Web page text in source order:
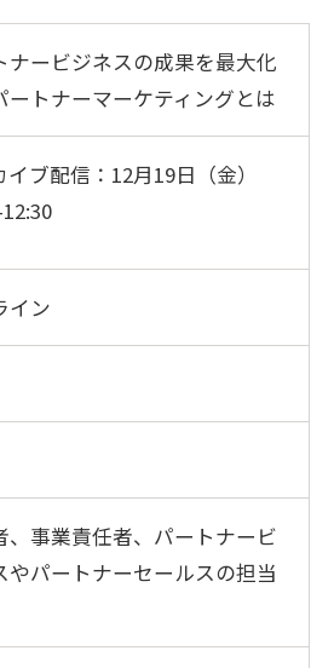
ナービジネスの成果を最大化
ートナーマーケティングとは
イブ配信：12月19日（金）
イン
、事業責任者、パートナービ
やパートナーセールスの担当